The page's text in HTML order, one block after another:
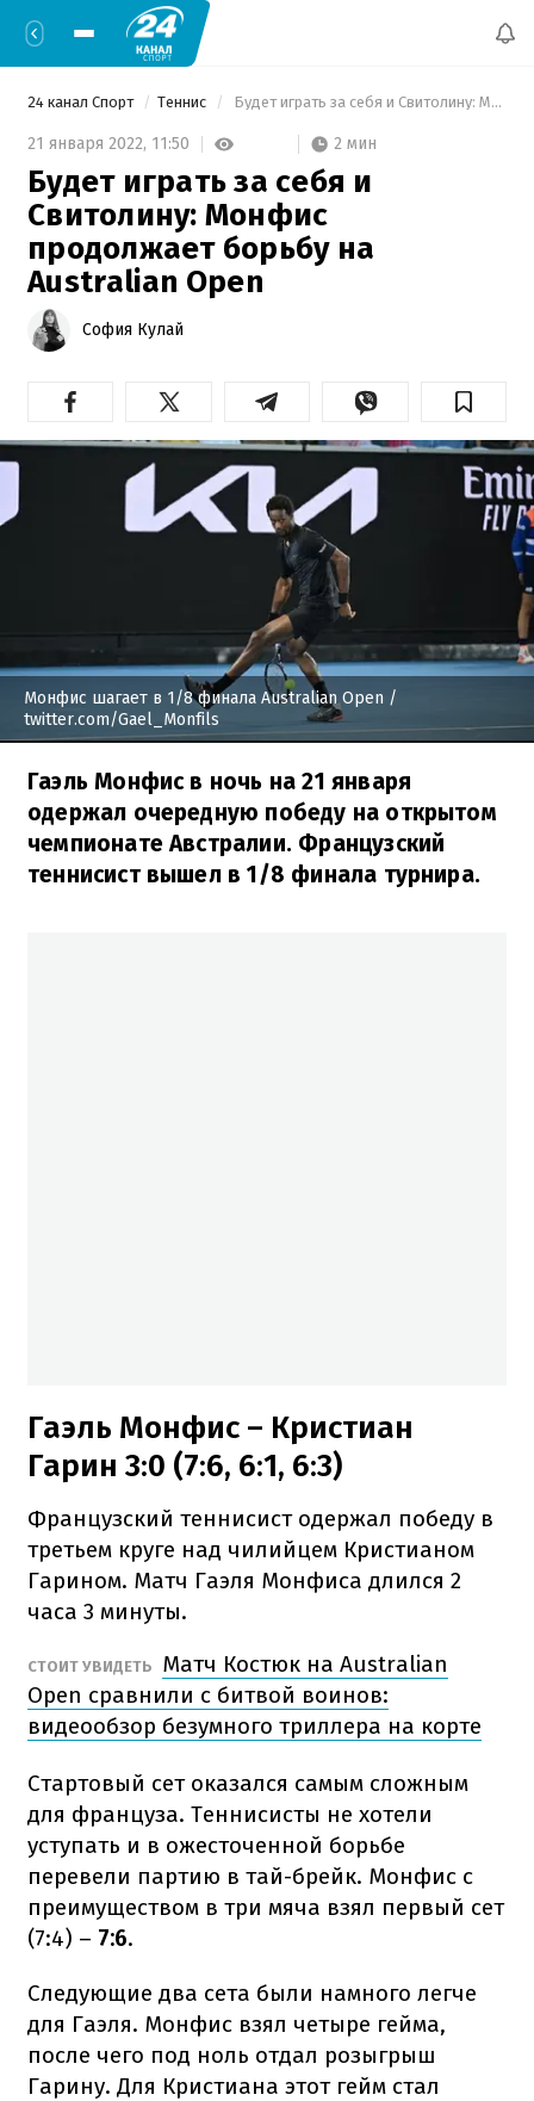
24 канал Спорт Теннис Будет играть за себя и Свитолину: Монфис продолжает борьбу на Australian Open
21 января 2022, 11:50 2 мин
Будет играть за себя и
Свитолину: Монфис
продолжает борьбу на
Australian Open
София Кулай
Монфис шагает в 1/8 финала Australian Open /
twitter.com/Gael_Monfils
Гаэль Монфис в ночь на 21 января
одержал очередную победу на открытом
чемпионате Австралии. Французский
теннисист вышел в 1/8 финала турнира.
Гаэль Монфис – Кристиан
Гарин 3:0 (7:6, 6:1, 6:3)
Французский теннисист одержал победу в
третьем круге над чилийцем Кристианом
Гарином. Матч Гаэля Монфиса длился 2
часа 3 минуты.
СТОИТ УВИДЕТЬ
Матч Костюк на Australian
Open сравнили с битвой воинов:
видеообзор безумного триллера на корте
Стартовый сет оказался самым сложным
для француза. Теннисисты не хотели
уступать и в ожесточенной борьбе
перевели партию в тай-брейк. Монфис с
преимуществом в три мяча взял первый сет
(7:4) – 7:6.
Следующие два сета были намного легче
для Гаэля. Монфис взял четыре гейма,
после чего под ноль отдал розыгрыш
Гарину. Для Кристиана этот гейм стал